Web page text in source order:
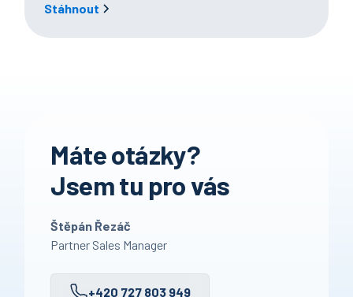
Stáhnout
Máte otázky?
Jsem tu pro vás
Štěpán Řezáč
Partner Sales Manager
+420 727 803 949